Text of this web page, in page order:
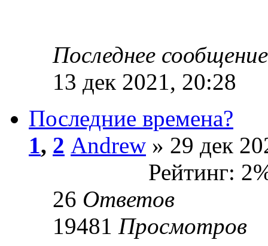
Последнее
13 дек 2021, 20:28
Последние времена?
1, 2 Andrew » 29 дек
Рейтинг:
26 Ответов
19481 Просмотров